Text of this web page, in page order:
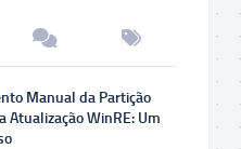
Manual da Partição
Atualização WinRE: Um